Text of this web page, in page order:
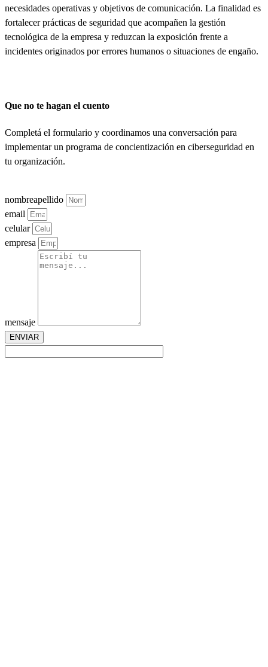
necesidades operativas y objetivos de comunicación. La finalidad es
fortalecer prácticas de seguridad que acompañen la gestión
tecnológica de la empresa y reduzcan la exposición frente a
incidentes originados por errores humanos o situaciones de engaño.
Que no te hagan el cuento
Completá el formulario y coordinamos una conversación para
implementar un programa de concientización en ciberseguridad en
tu organización.
nombreapellido
email
celular
empresa
mensaje
ENVIAR